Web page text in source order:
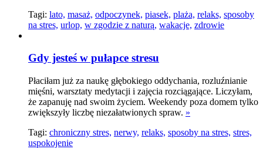
Tagi: lato, masaż, odpoczynek, piasek, plaża, relaks, sposoby
na stres, urlop, w zgodzie z naturą, wakacje, zdrowie
Gdy jesteś w pułapce stresu
Płaciłam już za naukę głębokiego oddychania, rozluźnianie
mięśni, warsztaty medytacji i zajęcia rozciągające. Liczyłam,
że zapanuję nad swoim życiem. Weekendy poza domem tylko
zwiększyły liczbę niezałatwionych spraw. »
Tagi: chroniczny stres, nerwy, relaks, sposoby na stres, stres,
uspokojenie